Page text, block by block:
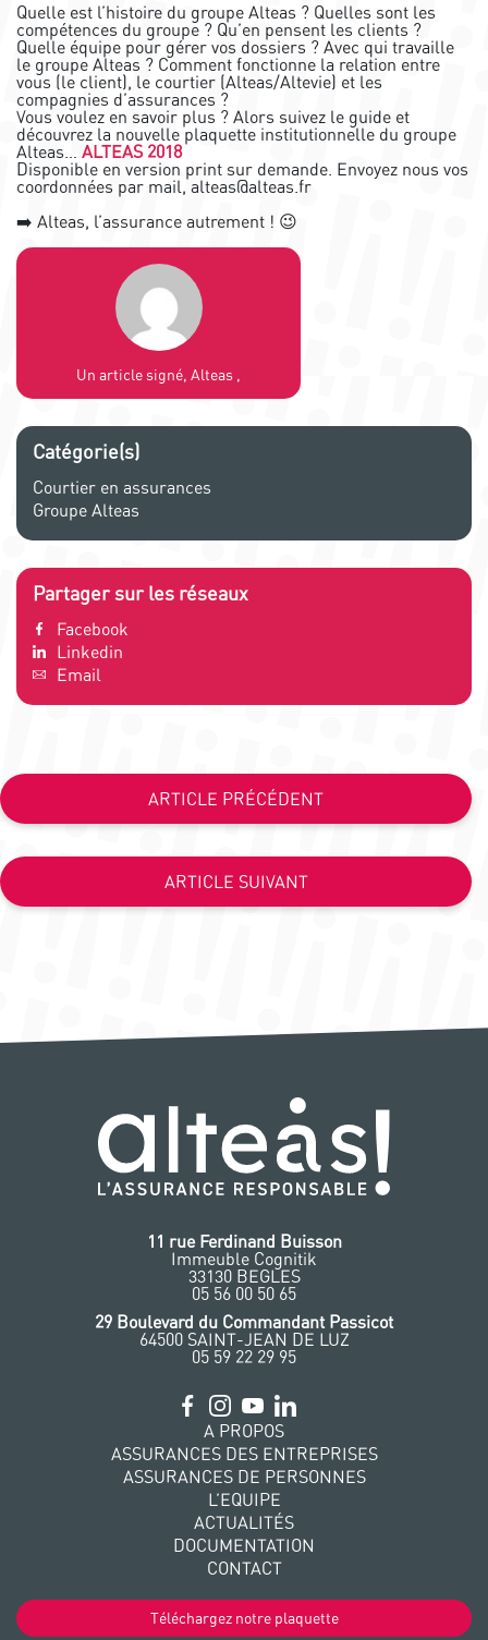
Quelle est l’histoire du groupe Alteas ? Quelles sont les
compétences du groupe ? Qu’en pensent les clients ?
Quelle équipe pour gérer vos dossiers ? Avec qui travaille
le groupe Alteas ? Comment fonctionne la relation entre
vous (le client), le courtier (Alteas/Altevie) et les
compagnies d’assurances ?
Vous voulez en savoir plus ? Alors suivez le guide et
découvrez la nouvelle plaquette institutionnelle du groupe
Alteas… ALTEAS 2018
Disponible en version print sur demande. Envoyez nous vos
coordonnées par mail, alteas@alteas.fr
➡️ Alteas, l’assurance autrement ! 😉
Un article signé, Alteas ,
Catégorie(s)
Courtier en assurances
Groupe Alteas
Partager sur les réseaux
Facebook
Linkedin
Email
ARTICLE PRÉCÉDENT
ARTICLE SUIVANT
11 rue Ferdinand Buisson
Immeuble Cognitik
33130 BEGLES
‭05 56 00 50 65
‭29 Boulevard du Commandant Passicot
64500 SAINT-JEAN DE LUZ
05 59 22 29 95
A PROPOS
ASSURANCES DES ENTREPRISES
ASSURANCES DE PERSONNES
L’EQUIPE
ACTUALITÉS
DOCUMENTATION
CONTACT
Téléchargez notre plaquette